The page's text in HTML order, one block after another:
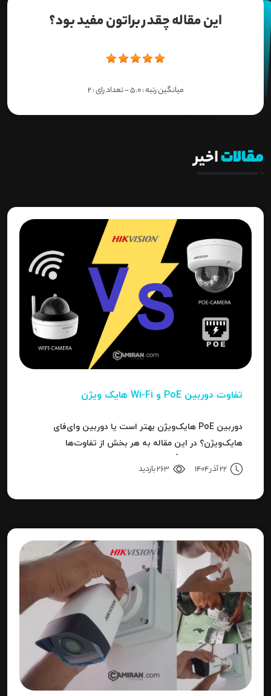
این مقاله چقدر براتون مفید بود؟
میانگین رتبه :5.0- تعداد رای :2
مقالاتاخیر
تفاوت دوربین PoE و Wi-Fi هایک‌ ویژن
دوربین PoE هایک‌ویژن بهتر است یا دوربین وای‌فای
هایک‌ویژن؟ در این مقاله به هر بخش از تفاوت‌ها
بهترین انتخاب است.
22 آذر 1404 263 بازدید